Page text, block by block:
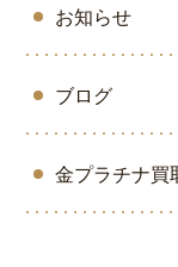
お知らせ
ブログ
金プラチナ買